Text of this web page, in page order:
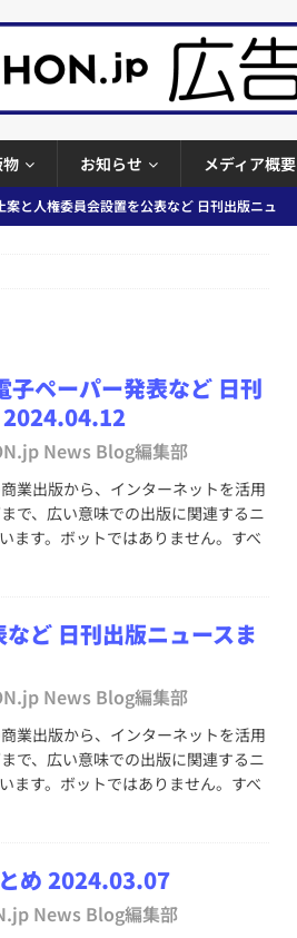
お知らせ メディア概要
案と人権委員会設置を公表など 日刊出版ニュ
ど 日刊出版ニュースまとめ 2026.08.02
など 日刊出版ニュースまとめ 2026.08.01
め
た
日刊出版ニュースまとめ 2026.07.30
コネクト提供開始など 日刊出版ニュースま
ペーパー発表など 日刊
2024.04.12
News Blog編集部
業出版から、インターネットを活用
で、広い意味での出版に関連するニ
ます。ボットではありません。すべ
ど 日刊出版ニュースま
News Blog編集部
業出版から、インターネットを活用
で、広い意味での出版に関連するニ
ます。ボットではありません。すべ
め 2024.03.07
News Blog編集部